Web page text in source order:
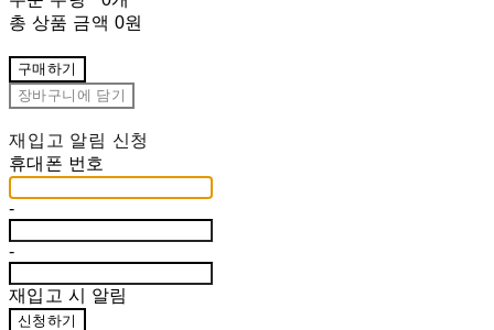
총 상품 금액 0원
구매하기
장바구니에 담기
재입고 알림 신청
휴대폰 번호
-
-
재입고 시 알림
신청하기